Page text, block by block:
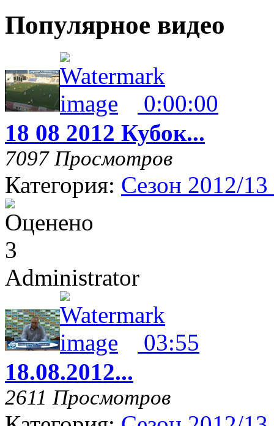
Популярное видео
0:00:00
18 08 2012 Кубок...
7097 Просмотров
Категория: Сезон 2012/13
Administrator
03:55
18.08.2012...
2611 Просмотров